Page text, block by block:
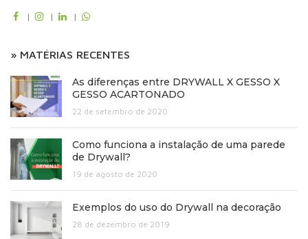
| | |
» MATÉRIAS RECENTES
As diferenças entre DRYWALL X GESSO X
GESSO ACARTONADO
22 de setembro de 2020
Como funciona a instalação de uma parede
de Drywall?
19 de agosto de 2020
Exemplos do uso do Drywall na decoração
28 de dezembro de 2019